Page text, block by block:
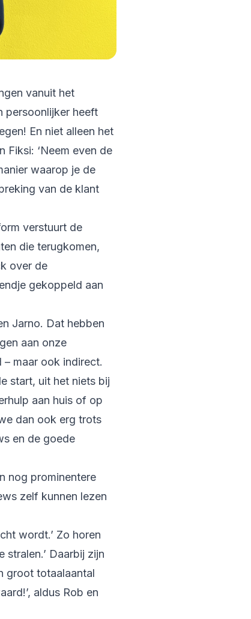
vanuit het
persoonlijker heeft
En niet alleen het
Fiksi: ‘Neem even de
waarop je de
van de klant
verstuurt de
die terugkomen,
over de
gekoppeld aan
Jarno. Dat hebben
aan onze
maar ook indirect.
start, uit het niets bij
aan huis of op
dan ook erg trots
en de goede
nog prominentere
zelf kunnen lezen
wordt.’ Zo horen
Daarbij zijn
groot totaalaantal
aldus Rob en